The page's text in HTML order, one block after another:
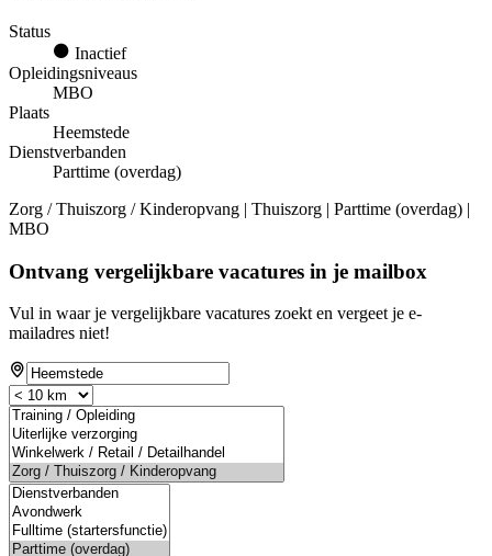
Status
Inactief
Opleidingsniveaus
MBO
Plaats
Heemstede
Dienstverbanden
Parttime (overdag)
Zorg / Thuiszorg / Kinderopvang | Thuiszorg | Parttime (overdag) |
MBO
Ontvang vergelijkbare vacatures in je mailbox
Vul in waar je vergelijkbare vacatures zoekt en vergeet je e-
mailadres niet!